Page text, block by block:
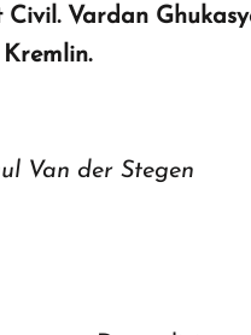
Vardan
Van der Stegen